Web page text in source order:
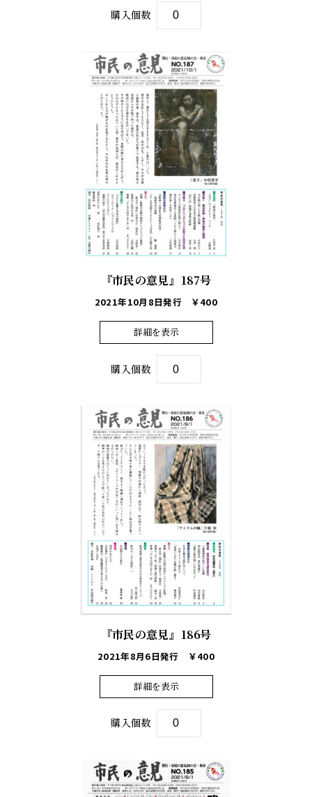
購入個数
『市民の意見』187号
2021年10月8日発行 ￥400
詳細を表示
購入個数
『市民の意見』186号
2021年8月6日発行 ￥400
詳細を表示
購入個数